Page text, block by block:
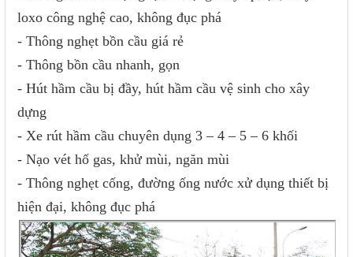
loxo công nghệ cao, không đục phá
- Thông nghẹt bồn cầu giá rẻ
- Thông bồn cầu nhanh, gọn
- Hút hầm cầu bị đầy, hút hầm cầu vệ sinh cho xây
dựng
- Xe rút hầm cầu chuyên dụng 3 – 4 – 5 – 6 khối
- Nạo vét hố gas, khử mùi, ngăn mùi
- Thông nghẹt cống, đường ống nước xử dụng thiết bị
hiện đại, không đục phá